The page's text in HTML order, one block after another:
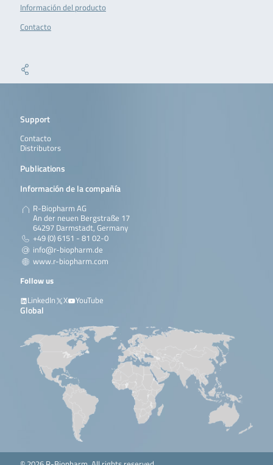
Información del producto
Contacto
Support
Contacto
Distributors
Publications
Información de la compañía
R-Biopharm AG
An der neuen Bergstraße 17
64297 Darmstadt, Germany
+49 (0) 6151 - 81 02-0
info@r-biopharm.de
www.r-biopharm.com
Follow us
LinkedIn
X YouTube
Global